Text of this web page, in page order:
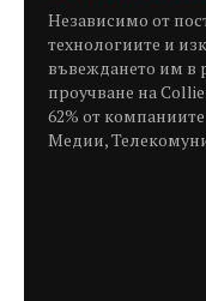
Независимо от
технологиите и
въвеждането им в
проучване на
62% от
Медии,